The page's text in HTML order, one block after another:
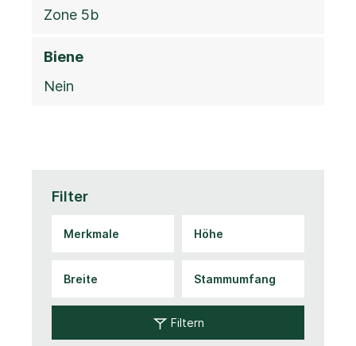
Zone 5b
Biene
Nein
Filter
Filtern